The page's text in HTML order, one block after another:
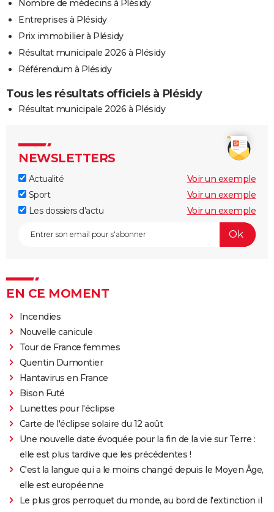
Nombre de médecins à Plésidy
Entreprises à Plésidy
Prix immobilier à Plésidy
Résultat municipale 2026 à Plésidy
Référendum à Plésidy
Tous les résultats officiels à Plésidy
Résultat municipale 2026 à Plésidy
NEWSLETTERS
Actualité
Voir un exemple
Sport
Voir un exemple
Les dossiers d'actu
Voir un exemple
EN CE MOMENT
Incendies
Nouvelle canicule
Tour de France femmes
Quentin Dumontier
Hantavirus en France
Bison Futé
Lunettes pour l'éclipse
Carte de l'éclipse solaire du 12 août
Une nouvelle date évoquée pour la fin de la vie sur Terre :
elle est plus tardive que les précédentes !
C'est la langue qui a le moins changé depuis le Moyen Âge,
elle est européenne
Le plus gros perroquet du monde, au bord de l'extinction il